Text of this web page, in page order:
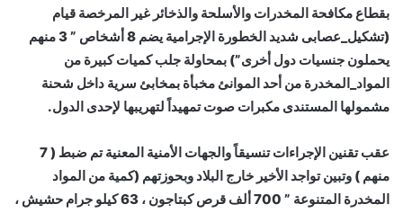
بقطاع مكافحة المخدرات والأسلحة والذخائر غير المرخصة قيام
(تشكيل_عصابى شديد الخطورة الإجرامية يضم 8 أشخاص ” 3 منهم
يحملون جنسيات دول أخرى”) بمحاولة جلب كميات كبيرة من
المواد_المخدرة من أحد الموانئ مخبأة بمخابئ سرية داخل شحنة
مشمولها المستندى مكبرات صوت تمهيداً لتهريبها لإحدى الدول.
عقب تقنين الإجراءات تنسيقاً والجهات الأمنية المعنية تم ضبط ( 7
منهم ) وتبين تواجد الأخير خارج البلاد وبحوزتهم (كمية من المواد
المخدرة المتنوعة ” 700 ألف قرص كبتاجون ، 63 كيلو جرام حشيش ،